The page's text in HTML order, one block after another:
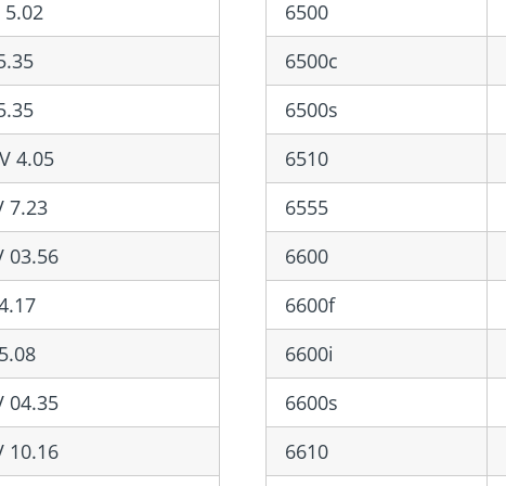
4.05
7.23
03.56
04.35
10.16
6500
6500c
6500s
6510
6555
6600
6600f
6600i
6600s
6610